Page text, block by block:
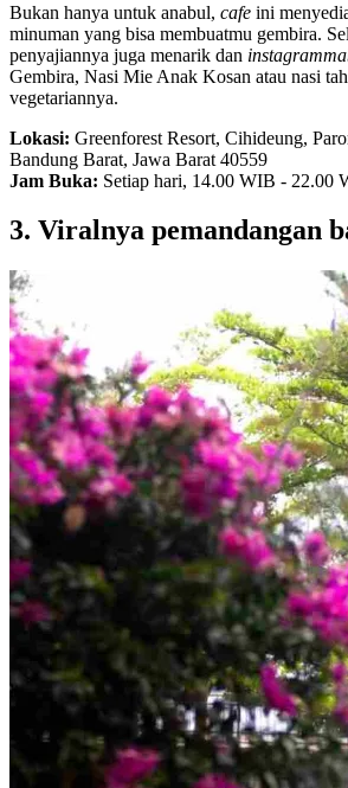
Bukan hanya untuk anabul, cafe ini
minuman yang bisa membuatmu gembira.
penyajiannya juga menarik dan
Gembira, Nasi Mie Anak Kosan atau nasi
vegetariannya.
Lokasi: Greenforest Resort, Cihideung,
Bandung Barat, Jawa Barat 40559
Jam Buka: Setiap hari, 14.00 WIB - 22.00
3. Viralnya pemandangan